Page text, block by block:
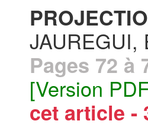
JAUREGUI,
Pages 72 à
[Version
cet article -